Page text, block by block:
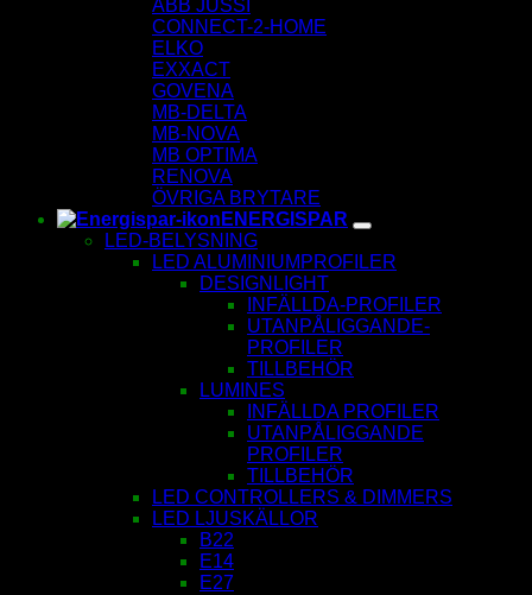
ABB JUSSI
CONNECT-2-HOME
ELKO
EXXACT
GOVENA
MB-DELTA
MB-NOVA
MB OPTIMA
RENOVA
ÖVRIGA BRYTARE
ENERGISPAR
LED-BELYSNING
LED ALUMINIUMPROFILER
DESIGNLIGHT
INFÄLLDA-PROFILER
UTANPÅLIGGANDE-
PROFILER
TILLBEHÖR
LUMINES
INFÄLLDA PROFILER
UTANPÅLIGGANDE
PROFILER
TILLBEHÖR
LED CONTROLLERS & DIMMERS
LED LJUSKÄLLOR
B22
E14
E27